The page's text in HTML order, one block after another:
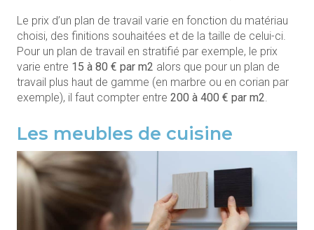
Le prix d’un plan de travail varie en fonction du matériau
choisi, des finitions souhaitées et de la taille de celui-ci.
Pour un plan de travail en stratifié par exemple, le prix
varie entre 15 à 80 € par m2 alors que pour un plan de
travail plus haut de gamme (en marbre ou en corian par
exemple), il faut compter entre 200 à 400 € par m2.
Les meubles de cuisine